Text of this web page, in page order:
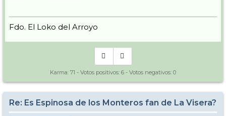
Fdo. El Loko del Arroyo
Karma: 71 - Votos positivos: 6 - Votos negativos: 0
Re: Es Espinosa de los Monteros fan de La Visera?